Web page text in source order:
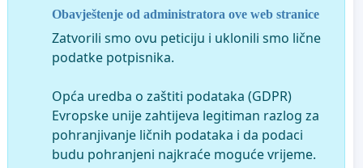
Obavještenje od administratora ove web stranice
Zatvorili smo ovu peticiju i uklonili smo lične
podatke potpisnika.
Opća uredba o zaštiti podataka (GDPR)
Evropske unije zahtijeva legitiman razlog za
pohranjivanje ličnih podataka i da podaci
budu pohranjeni najkraće moguće vrijeme.